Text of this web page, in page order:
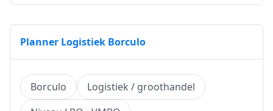
Planner Logistiek Borculo
Borculo
Logistiek / groothandel